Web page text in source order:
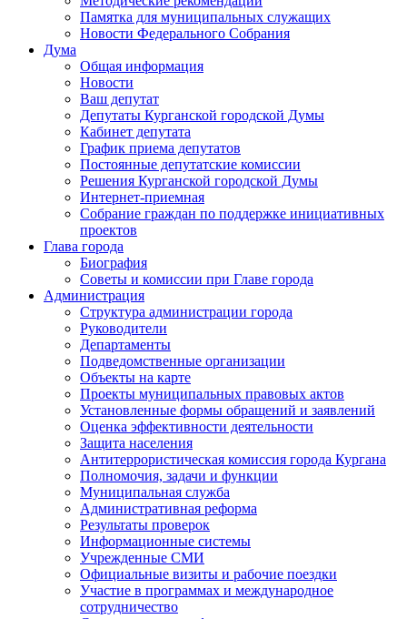
Памятка для муниципальных служащих
Новости Федерального Cобрания
Дума
Общая информация
Новости
Ваш депутат
Депутаты Курганской городской Думы
Кабинет депутата
График приема депутатов
Постоянные депутатские комиссии
Решения Курганской городской Думы
Интернет-приемная
Собрание граждан по поддержке инициативных
проектов
Глава города
Биография
Советы и комиссии при Главе города
Администрация
Структура администрации города
Руководители
Департаменты
Подведомственные организации
Объекты на карте
Проекты муниципальных правовых актов
Установленные формы обращений и заявлений
Оценка эффективности деятельности
Защита населения
Антитеррористическая комиссия города Кургана
Полномочия, задачи и функции
Муниципальная служба
Административная реформа
Результаты проверок
Информационные системы
Учрежденные СМИ
Официальные визиты и рабочие поездки
Участие в программах и международное
сотрудничество